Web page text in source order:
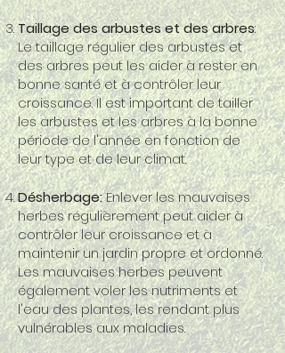
Taillage des arbustes et des arbres:
Le taillage régulier des arbustes et
des arbres peut les aider à rester en
bonne santé et à contrôler leur
croissance. Il est important de tailler
les arbustes et les arbres à la bonne
période de l'année en fonction de
leur type et de leur climat.
Désherbage:Enlever les mauvaises
herbes régulièrement peut aider à
contrôler leur croissance et à
maintenir un jardin propre et ordonné.
Les mauvaises herbes peuvent
également voler les nutriments et
l'eau des plantes, les rendant plus
vulnérables aux maladies.